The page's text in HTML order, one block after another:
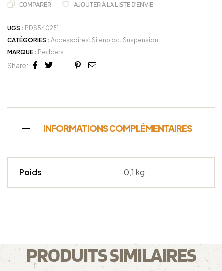
COMPARER AJOUTER À LA LISTE D'ENVIE
UGS : PDS540251
CATÉGORIES : Accessoires, Silenbloc, Suspension
MARQUE : Pedders
Share:
Facebook
TwitterLinkedin
Google+
Pinterest
Email
INFORMATIONS COMPLÉMENTAIRES
Poids 0,1 kg
PRODUITS SIMILAIRES